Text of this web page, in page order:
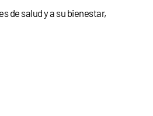
de salud y a su bienestar,